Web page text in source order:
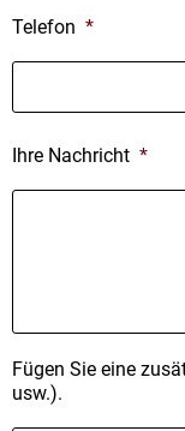
Telefon *
Ihre Nachricht *
Fügen Sie eine
usw.).